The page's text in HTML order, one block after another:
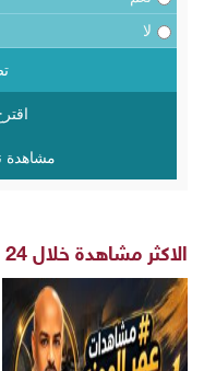
لا
مشاهدة
الاكثر مشاهدة خلال 24 ساعة